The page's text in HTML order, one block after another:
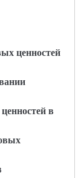
ценностей
в